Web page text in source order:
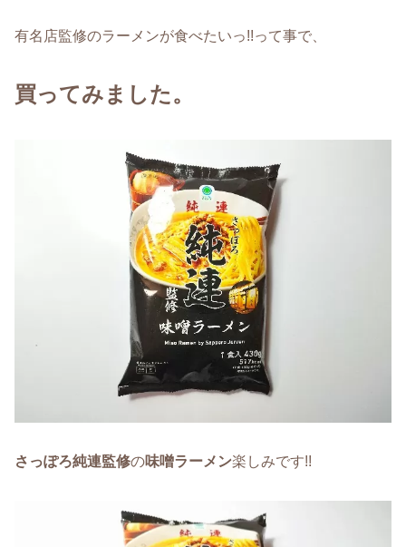
有名店監修のラーメンが食べたいっ!!って事で、
買ってみました。
さっぽろ純連監修の味噌ラーメン楽しみです!!